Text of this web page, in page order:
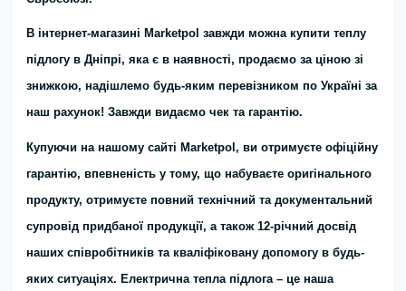
В інтернет-магазині Marketpol завжди можна купити теплу
підлогу в Дніпрі, яка є в наявності, продаємо за ціною зі
знижкою, надішлемо будь-яким перевізником по Україні за
наш рахунок! Завжди видаємо чек та гарантію.
Купуючи на нашому сайті Marketpol, ви отримуєте офіційну
гарантію, впевненість у тому, що набуваєте оригінального
продукту, отримуєте повний технічний та документальний
супровід придбаної продукції, а також 12-річний досвід
наших співробітників та кваліфіковану допомогу в будь-
яких ситуаціях. Електрична тепла підлога – це наша